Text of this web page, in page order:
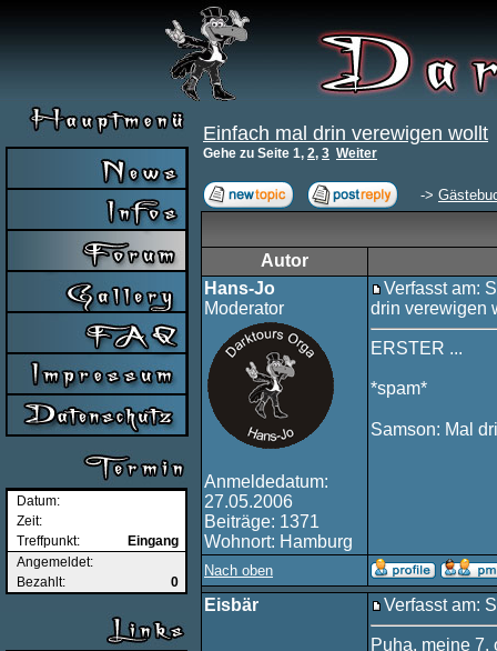
Datum:
Zeit:
Treffpunkt:
Eingang
Angemeldet:
Bezahlt:
0
Einfach mal drin verewigen wollt
Gehe zu Seite 1, 2, 3 Weiter
->
Autor
Hans-Jo
Moderator
Anmeldedatum:
27.05.2006
Beiträge: 1371
Wohnort: Hamburg
Verfasst am:
drin verewigen
ERSTER ...
*spam*
Samson: Mal
Nach oben
Eisbär Verfasst am:
Puha, meine 7.